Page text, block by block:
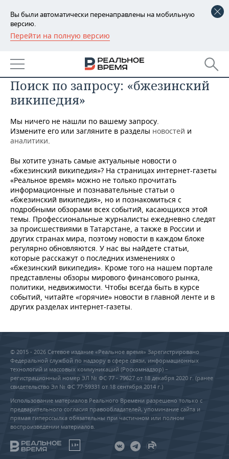
Вы были автоматически перенаправлены на мобильную
версию.
Перейти на полную версию
РЕГИОНЫ
БАШКОРТОСТАН
ТАТАРСТАН
УДМУРТИЯ
НОВОСТИ
АНАЛИТИКА
НОВОСТИ АНАЛИТИКИ
ДЕКЛАРАЦИИ О ДОХОДАХ
ВУЗЫ ТАТАРСТАНА
КОМУ ПРИНАДЛЕЖАТ
ТОРГОВЫЕ ЦЕНТРЫ
ТАТАРСТАНА
ЭКОНОМИКА
НОВОСТИ ЭКОНОМИКИ
БАНКИ
БЮДЖЕТ
ИНВЕСТИЦИИ
ПРОМЫШЛЕННОСТЬ
ПРОМЫШЛЕННОСТИ
АГРОПРОМ
МАШИНОСТРОЕНИЕ
НЕФТЕХИМИЯ
НЕФТЬ
ОПК
ЭНЕРГЕТИКА
НОВОСТИ НЕДВИЖИМОСТИ
АВТО
НОВОСТИ АВТО
БИЗНЕС
НОВОСТИ БИЗНЕСА
РОЗНИЧНАЯ ТОРГОВЛЯ
ТРАНСПОРТ
УСЛУГИ
ТЕХНОЛОГИИ
НОВОСТИ ТЕХНОЛОГИЙ
IT
МЕДИА
МЕРОПРИЯТИЯ
НОВОСТИ МЕРОПРИЯТИЙ
ВЫЕЗДНАЯ РЕДАКЦИЯ
ОТКРЫТАЯ ЛЕКЦИЯ
СПОРТ
НОВОСТИ СПОРТА
БАСКЕТБОЛ
ВОЛЕЙБОЛ
КИБЕРСПОРТ
ФИГУРНОЕ КАТАНИЕ
ОБЩЕСТВО
ИНФРАСТРУКТУРА
ИСТОРИЯ
КУЛЬТУРА
СПРАВОЧНИК
СПИСОК ПЕРСОН
СПИСОК КОМПАНИЙ
ПОЛНАЯ ВЕРСИЯ
Поиск по запросу: «бжезинский
википедия»
Мы ничего не нашли по вашему запросу.
Измените его или загляните в разделы новостей и
аналитики.
Вы хотите узнать самые актуальные новости о
«бжезинский википедия»? На страницах интернет-газеты
«Реальное время» можно не только прочитать
информационные и познавательные статьи о
«бжезинский википедия», но и познакомиться с
подробными обзорами всех событий, касающихся этой
темы. Профессиональные журналисты ежедневно следят
за происшествиями в Татарстане, а также в России и
других странах мира, поэтому новости в каждом блоке
регулярно обновляются. У нас вы найдете статьи,
которые расскажут о последних изменениях о
«бжезинский википедия». Кроме того на нашем портале
представлены обзоры мирового финансового рынка,
политики, недвижимости. Чтобы всегда быть в курсе
событий, читайте «горячие» новости в главной ленте и в
других разделах интернет-газеты.
© 2015 - 2026 Сетевое издание «Реальное время» Зарегистрировано
Федеральной службой по надзору в сфере связи, информационных
технологий и массовых коммуникаций (Роскомнадзор) –
регистрационный номер ЭЛ № ФС 77 - 79627 от 18 декабря 2020 г. (ранее
свидетельство Эл № ФС 77-59331 от 18 сентября 2014 г.)
Использование материалов Реального Времени разрешено только с
предварительного согласия правообладателей, упоминание сайта и
прямая гиперссылка обязательны при частичном или полном
воспроизведении материалов.
18+